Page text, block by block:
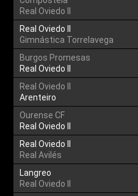
Real Oviedo II
Real Oviedo II
Gimnástica Torrelavega
Burgos Promesas
Real Oviedo II
Real Oviedo II
Arenteiro
Ourense CF
Real Oviedo II
Real Oviedo II
Real Avilés
Langreo
Real Oviedo II